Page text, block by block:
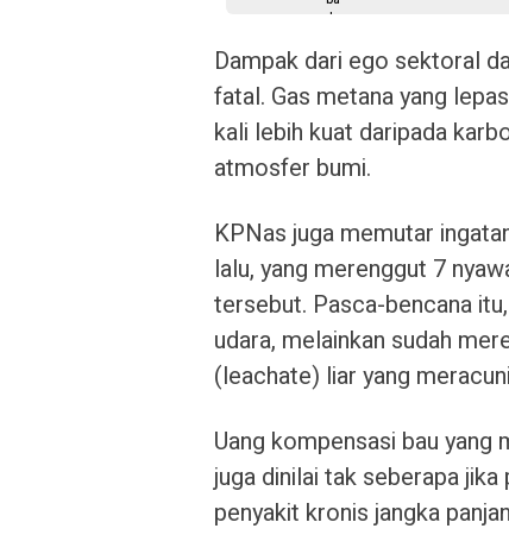
Dampak dari ego sektoral
fatal. Gas metana yang
kali lebih kuat daripada
atmosfer bumi.
KPNas juga memutar
lalu, yang merenggut 7
tersebut. Pasca-bencana
udara, melainkan sudah
(leachate) liar yang
Uang kompensasi bau
juga dinilai tak seberapa
penyakit kronis jangka